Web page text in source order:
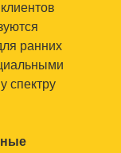
ранних
спектру